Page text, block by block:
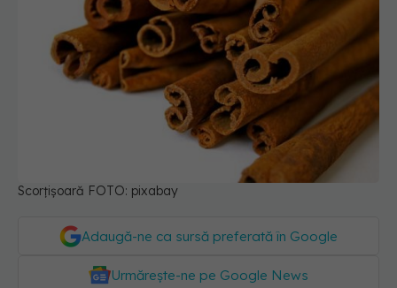
Scorțișoară FOTO: pixabay
Adaugă-ne ca sursă preferată în Google
Urmărește-ne pe Google News